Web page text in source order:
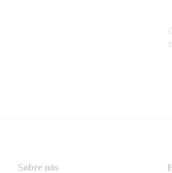
Sobre nós